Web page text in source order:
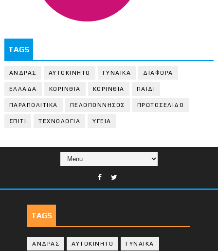
TAGS
ΑΝΔΡΑΣ ΑΥΤΟΚΙΝΗΤΟ ΓΥΝΑΙΚΑ ΔΙΑΦΟΡΑ
ΕΛΛΑΔΑ ΚΟΡΙΝΘΙΑ ΚΟΡΙΝΘΙA ΠΑΙΔΙ
ΠΑΡΑΠΟΛΙΤΙΚΑ ΠΕΛΟΠΟΝΝΗΣΟΣ ΠΡΩΤΟΣΕΛΙΔΟ
ΣΠΙΤΙ ΤΕΧΝΟΛΟΓΙΑ ΥΓΕΙΑ
TAGS
ΑΝΔΡΑΣ ΑΥΤΟΚΙΝΗΤΟ ΓΥΝΑΙΚΑ